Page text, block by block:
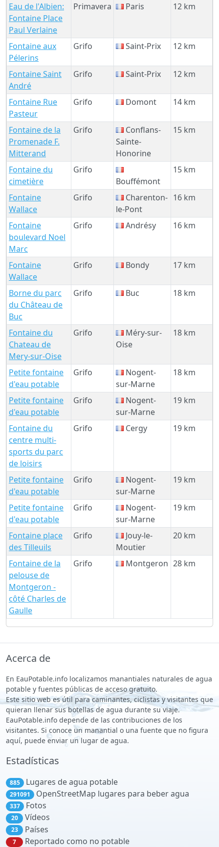
Eau de l'Albien:
Fontaine Place
Paul Verlaine
Primavera Paris 12 km
Fontaine aux
Pélerins
Grifo Saint-Prix 12 km
Fontaine Saint
André
Grifo Saint-Prix 12 km
Fontaine Rue
Pasteur
Grifo Domont 14 km
Fontaine de la
Promenade F.
Mitterand
Grifo
Conflans-
Sainte-
Honorine
15 km
Fontaine du
cimetière
Grifo
Bouffémont
15 km
Fontaine
Wallace
Grifo
Charenton-
le-Pont
16 km
Fontaine
boulevard Noel
Marc
Grifo Andrésy 16 km
Fontaine
Wallace
Grifo Bondy 17 km
Borne du parc
du Château de
Buc
Grifo Buc 18 km
Fontaine du
Chateau de
Mery-sur-Oise
Grifo
Méry-sur-
Oise
18 km
Petite fontaine
d'eau potable
Grifo
Nogent-
sur-Marne
18 km
Petite fontaine
d'eau potable
Grifo
Nogent-
sur-Marne
19 km
Fontaine du
centre multi-
sports du parc
de loisirs
Grifo Cergy 19 km
Petite fontaine
d'eau potable
Grifo
Nogent-
sur-Marne
19 km
Petite fontaine
d'eau potable
Grifo
Nogent-
sur-Marne
19 km
Fontaine place
des Tilleuils
Grifo
Jouy-le-
Moutier
20 km
Fontaine de la
pelouse de
Montgeron -
côté Charles de
Gaulle
Grifo Montgeron 28 km
Acerca de
En EauPotable.info localizamos manantiales naturales de agua
potable y fuentes públicas de acceso gratuito.
Este sitio web es útil para caminantes, ciclistas y visitantes que
quieran llenar sus botellas de agua durante su viaje.
EauPotable.info depende de las contribuciones de los
visitantes. Si conoce un manantial o una fuente que no figura
aquí, puede enviar un lugar de agua.
Estadísticas
885 Lugares de agua potable
291091 OpenStreetMap lugares para beber agua
337 Fotos
20 Vídeos
23 Países
7 Reportado como no potable